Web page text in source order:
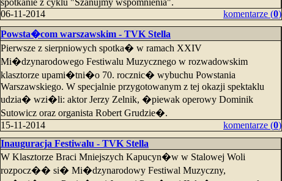
spotkanie z cyklu "Szanujmy wspomnienia".
06-11-2014
komentarze (0)
Powsta�com warszawskim - TVK Stella
Pierwsze z sierpniowych spotka� w ramach XXIV
Mi�dzynarodowego Festiwalu Muzycznego w rozwadowskim
klasztorze upami�tni�o 70. rocznic� wybuchu Powstania
Warszawskiego. W specjalnie przygotowanym z tej okazji spektaklu
udzia� wzi�li: aktor Jerzy Zelnik, �piewak operowy Dominik
Sutowicz oraz organista Robert Grudzie�.
15-11-2014
komentarze (0)
Inauguracja Festiwalu - TVK Stella
W Klasztorze Braci Mniejszych Kapucyn�w w Stalowej Woli
rozpocz�� si� Mi�dzynarodowy Festiwal Muzyczny,